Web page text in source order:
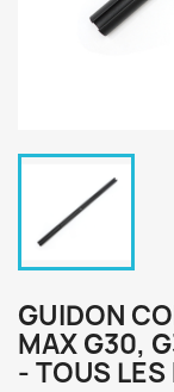
GUIDON
MAX G30,
- TOUS LES